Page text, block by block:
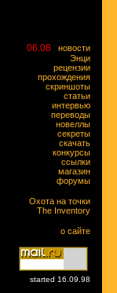
06.08
новости
Энци
рецензии
прохождения
скриншоты
статьи
интервью
переводы
новеллы
секреты
скачать
конкурсы
ссылки
магазин
форумы
Охота на точки
The Inventory
о сайте
started 16.09.98